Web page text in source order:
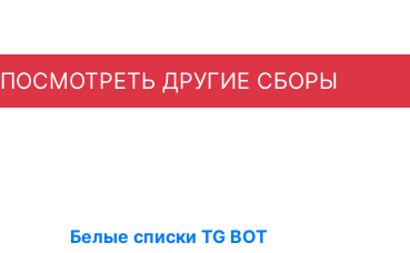
ПОСМОТРЕТЬ ДРУГИЕ СБОРЫ
Белые списки TG BOT